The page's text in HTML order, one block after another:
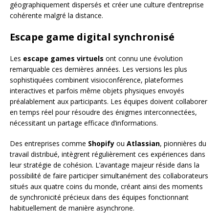
géographiquement dispersés et créer une culture d’entreprise
cohérente malgré la distance.
Escape game digital synchronisé
Les escape games virtuels ont connu une évolution
remarquable ces dernières années. Les versions les plus
sophistiquées combinent visioconférence, plateformes
interactives et parfois même objets physiques envoyés
préalablement aux participants. Les équipes doivent collaborer
en temps réel pour résoudre des énigmes interconnectées,
nécessitant un partage efficace d’informations.
Des entreprises comme Shopify ou Atlassian, pionnières du
travail distribué, intègrent régulièrement ces expériences dans
leur stratégie de cohésion. L’avantage majeur réside dans la
possibilité de faire participer simultanément des collaborateurs
situés aux quatre coins du monde, créant ainsi des moments
de synchronicité précieux dans des équipes fonctionnant
habituellement de manière asynchrone.